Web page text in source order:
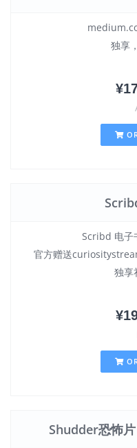
独享
Scribd 电子
官方赠送
独享
Shudder恐怖